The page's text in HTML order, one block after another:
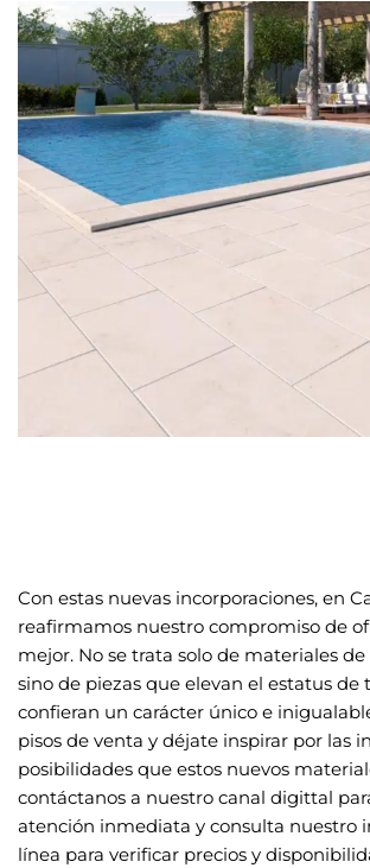
Con estas nuevas incorporaciones, en
reafirmamos nuestro compromiso de
mejor. No se trata solo de materiales
sino de piezas que elevan el estatus de
confieran un carácter único e
pisos de venta y déjate inspirar por las
posibilidades que estos nuevos
contáctanos a nuestro canal digittal
atención inmediata y consulta nuestro
línea para verificar precios y